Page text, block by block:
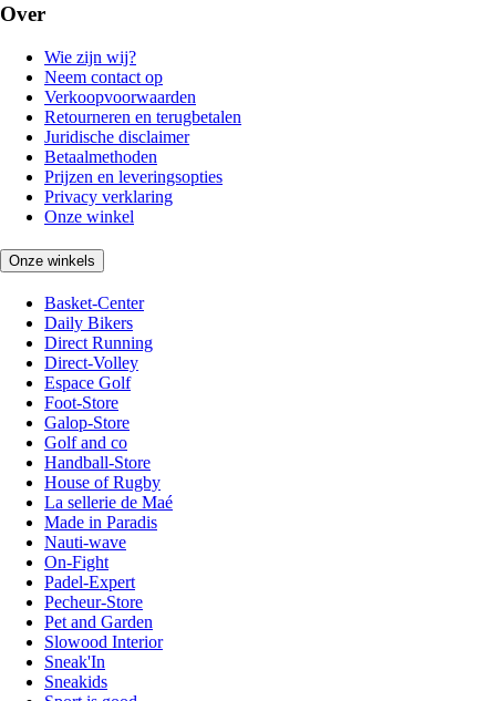
Over
Wie zijn wij?
Neem contact op
Verkoopvoorwaarden
Retourneren en terugbetalen
Juridische disclaimer
Betaalmethoden
Prijzen en leveringsopties
Privacy verklaring
Onze winkel
Onze winkels
Basket-Center
Daily Bikers
Direct Running
Direct-Volley
Espace Golf
Foot-Store
Galop-Store
Golf and co
Handball-Store
House of Rugby
La sellerie de Maé
Made in Paradis
Nauti-wave
On-Fight
Padel-Expert
Pecheur-Store
Pet and Garden
Slowood Interior
Sneak'In
Sneakids